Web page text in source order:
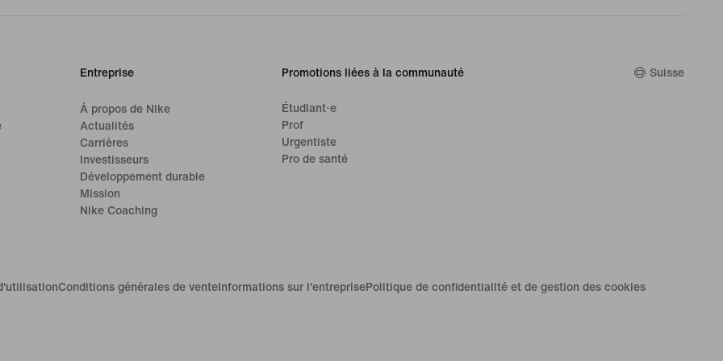
Entreprise
À propos de Nike
Actualités
Carrières
Investisseurs
Développement durable
Mission
Nike Coaching
Promotions liées à la communauté
Étudiant·e
Prof
Urgentiste
Pro de santé
Suisse
Conditions générales de vente Informations sur l'entreprisePolitique de confidentialité et de gestion des cookies